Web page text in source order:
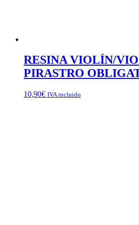
RESINA VIOLÍN/
PIRASTRO
10,90€ IVA incluido